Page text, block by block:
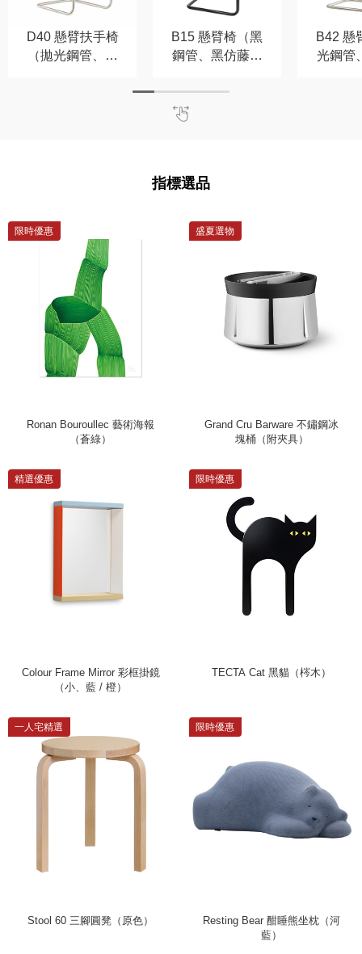
D40 懸臂扶手椅
（拋光鋼管、黑
B15 懸臂椅（黑
鋼管、黑仿藤編
B42 懸
光鋼管
指標選品
限時優惠
Ronan Bouroullec 藝術海報
（蒼綠）
盛夏選物
Grand Cru Barware 不鏽鋼冰
塊桶（附夾具）
精選優惠
Colour Frame Mirror 彩框掛鏡
（小、藍 / 橙）
限時優惠
TECTA Cat 黑貓（梣木）
一人宅精選
Stool 60 三腳圓凳（原色）
限時優惠
Resting Bear 酣睡熊坐枕（河
藍）